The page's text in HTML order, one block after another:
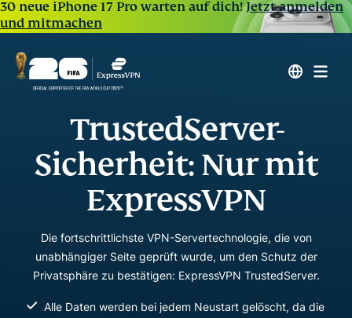
30 neue iPhone 17 Pro warten auf dich!Jetzt anmelden
und mitmachen
TrustedServer-
Sicherheit: Nur mit
ExpressVPN
Die fortschrittlichste VPN-Servertechnologie, die von
unabhängiger Seite geprüft wurde, um den Schutz der
Privatsphäre zu bestätigen: ExpressVPN TrustedServer.
Alle Daten werden bei jedem Neustart gelöscht, da die